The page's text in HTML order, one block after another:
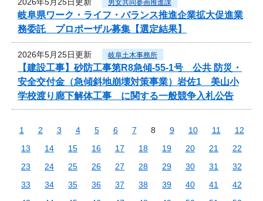
男女共同参画推進課
岐阜県ワーク・ライフ・バランス推進企業拡大促進業
務委託 プロポーザル募集【選定結果】
2026年5月25日更新 岐阜土木事務所
【建設工事】砂防工事第R8急傾-55-1号 公共 防災・
安全交付金（急傾斜地崩壊対策事業）岩佐1 美山小
学校渡り廊下解体工事 に関する一般競争入札公告
1 2 3 4 5 6 7 8 9 10 11
12
13
14 15 16 17 18 19 20 21
22
23
24 25 26 27 28 29 30 31
32
33
34 35 36 37 38 39 40 41
42